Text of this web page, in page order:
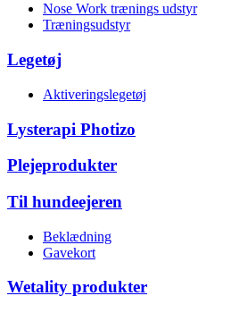
Nose Work trænings udstyr
Træningsudstyr
Legetøj
Aktiveringslegetøj
Lysterapi Photizo
Plejeprodukter
Til hundeejeren
Beklædning
Gavekort
Wetality produkter